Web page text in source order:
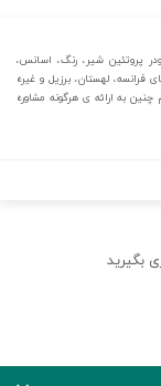
پروتئین شیر، رنگ، اسانس،
لهستان، برزیل و غیره
به ارائه ی هرگونه مشاوره
بگیرید